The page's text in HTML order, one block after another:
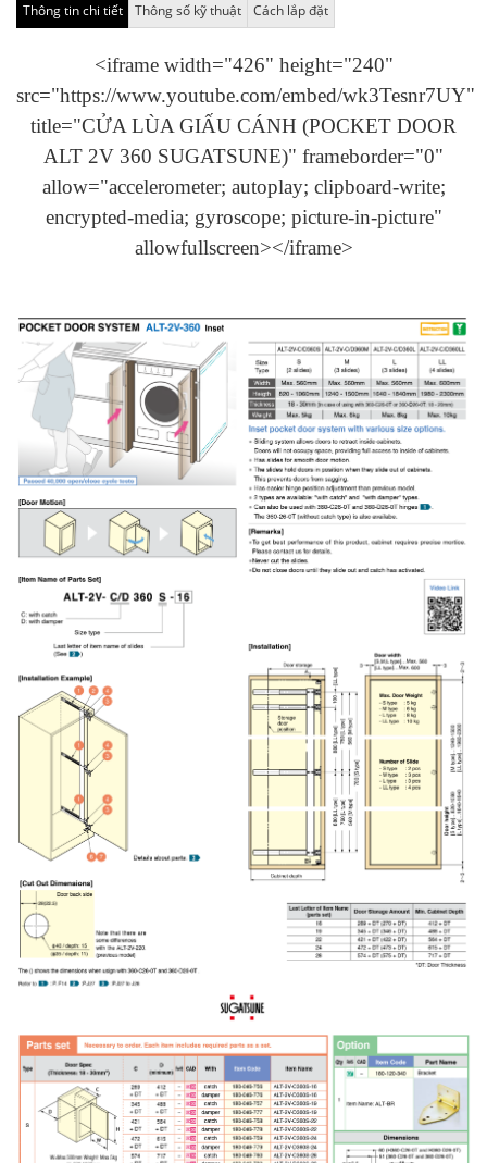
Thông tin chi tiết Thông số kỹ thuật Cách lắp đặt
<iframe width="426" height="240"
src="https://www.youtube.com/embed/wk3Tesnr7UY"
title="CỬA LÙA GIẤU CÁNH (POCKET DOOR
ALT 2V 360 SUGATSUNE)" frameborder="0"
allow="accelerometer; autoplay; clipboard-write;
encrypted-media; gyroscope; picture-in-picture"
allowfullscreen></iframe>